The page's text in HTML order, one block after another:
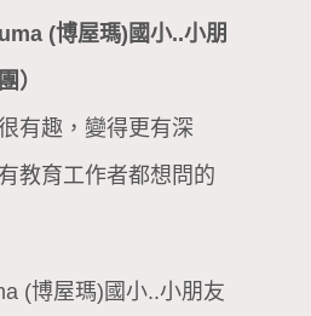
(博屋瑪)國小..小朋
）
有趣，變得更有深
教育工作者都想問的
(博屋瑪)國小..小朋友